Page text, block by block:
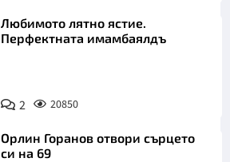
Любимото лятно ястие.
Перфектната имамбаялдъ
2 20850
Орлин Горанов отвори сърцето
си на 69